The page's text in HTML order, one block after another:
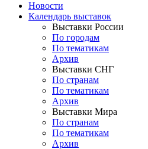
Новости
Календарь выставок
Выставки России
По городам
По тематикам
Архив
Выставки СНГ
По странам
По тематикам
Архив
Выставки Мира
По странам
По тематикам
Архив